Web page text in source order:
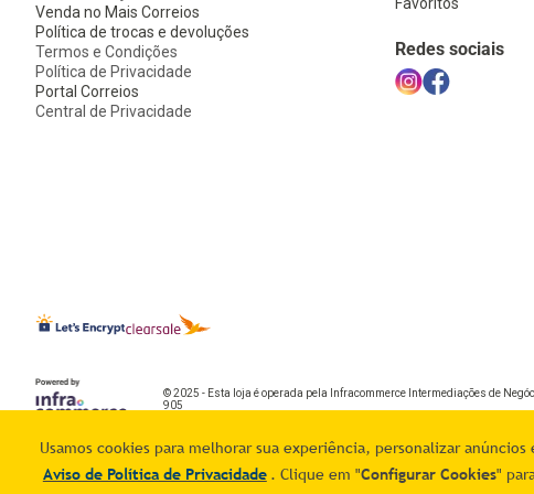
Usamos cookies para melhorar sua experiência, personalizar
Aviso de Política de Privacidade . Clique em "Configurar Cookies"
Venda no Mais Correios
Política de trocas e devoluções
Termos e Condições
Política de Privacidade
Portal Correios
Central de Privacidade
Redes sociais
© 2025 - Esta loja é operada pela Infracommerce Intermediações de
905